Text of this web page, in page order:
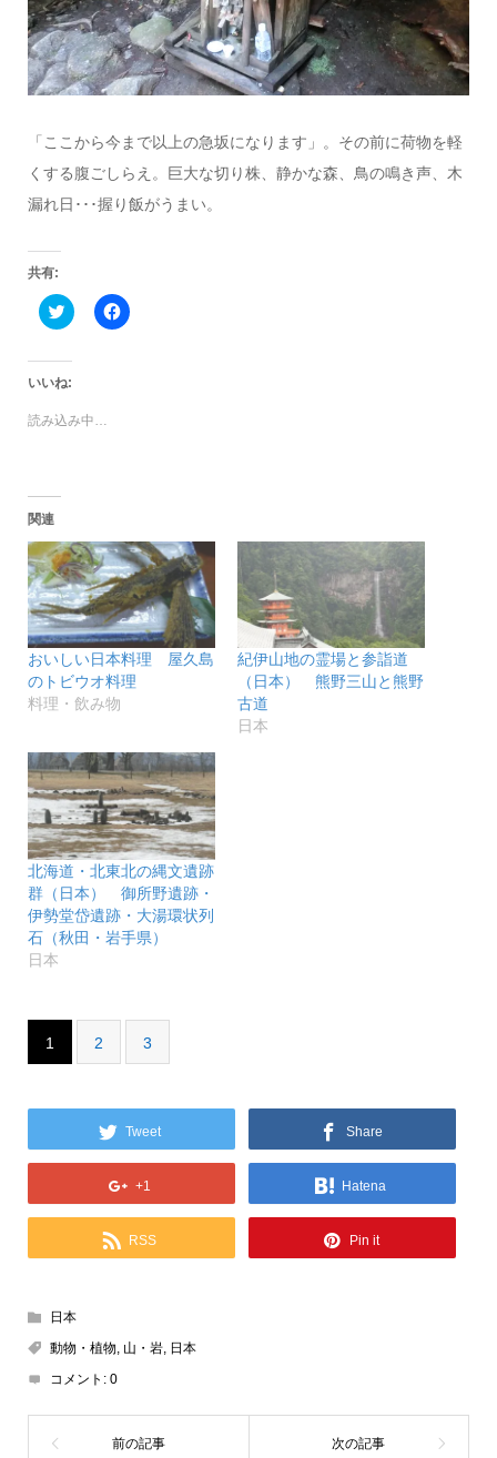
「ここから今まで以上の急坂になります」。その前に荷物を軽
くする腹ごしらえ。巨大な切り株、静かな森、鳥の鳴き声、木
漏れ日･･･握り飯がうまい。
共有:
ク
リ
し
て
Twitter
共
ド
ウ
で
開
き
ま
す)
Facebook
で
さ
い
(新
し
い
ウ
ィ
ン
ド
ウ
で
いいね:
読み込み中…
関連
おいしい日本料理 屋久島
のトビウオ料理
料理・飲み物
紀伊山地の霊場と参詣道
（日本） 熊野三山と熊野
古道
日本
北海道・北東北の縄文遺跡
群（日本） 御所野遺跡・
伊勢堂岱遺跡・大湯環状列
石（秋田・岩手県）
日本
1 2 3
Tweet Share
+1 Hatena
RSS Pin it
日本
動物・植物 山・岩, 日本
コメント: 0